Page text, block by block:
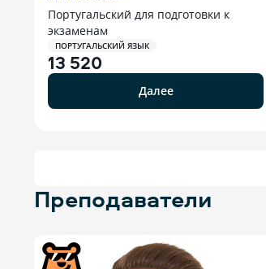
Португальский для подготовки к
экзаменам
ПОРТУГАЛЬСКИЙ ЯЗЫК
13 520
Далее
Преподаватели